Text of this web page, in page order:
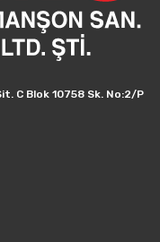
C Blok 10758 Sk. No:2/P